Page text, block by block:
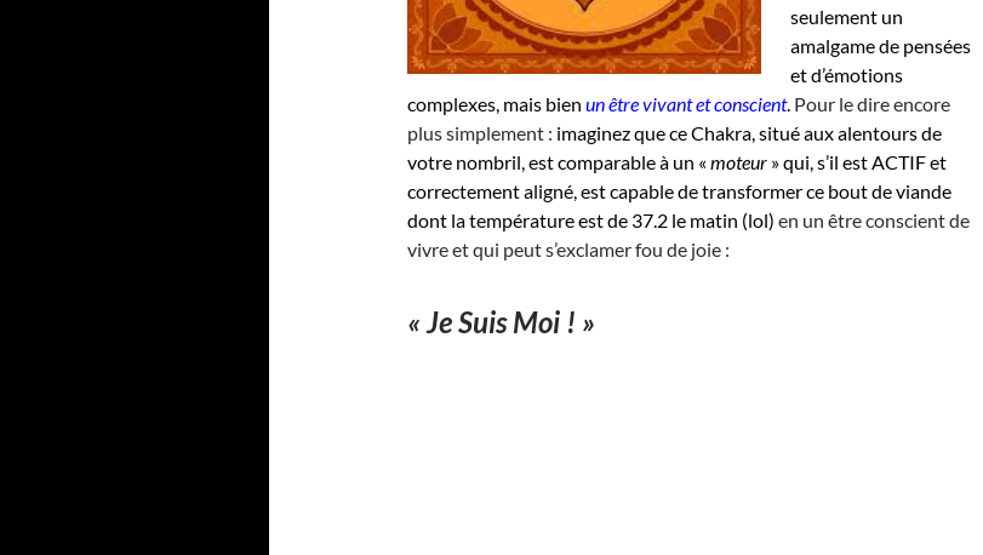
seulement un
amalgame de pensées
et d’émotions
complexes, mais bien un être vivant et conscient. Pour le dire encore
plus simplement : imaginez que ce Chakra, situé aux alentours de
votre nombril, est comparable à un « moteur » qui, s’il est ACTIF et
correctement aligné, est capable de transformer ce bout de viande
dont la température est de 37.2 le matin (lol) en un être conscient de
vivre et qui peut s’exclamer fou de joie :
« Je Suis Moi ! »